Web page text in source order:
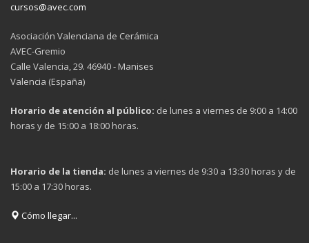
cursos@avec.com
Asociación Valenciana de Cerámica
AVEC-Gremio
Calle Valencia, 29. 46940 - Manises
Valencia (España)
Horario de atención al público: de lunes a viernes de 9:00 a 14:00
horas y de 15:00 a 18:00 horas.
Horario de la tienda: de lunes a viernes de 9:30 a 13:30 horas y de
15:00 a 17:30 horas.
Cómo llegar...